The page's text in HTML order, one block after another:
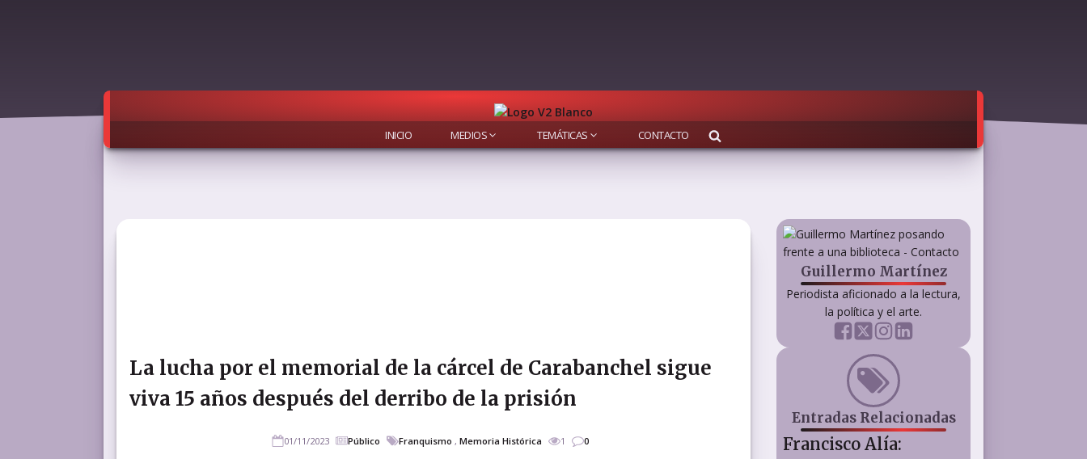
INICIO MEDIOS TEMÁTICAS CONTACTO
La lucha por el memorial de la cárcel de Carabanchel sigue
viva 15 años después del derribo de la prisión
01/11/2023 Público Franquismo , Memoria Histórica 1 0
Guillermo Martínez
Periodista aficionado a la lectura,
la política y el arte.
Entradas Relacionadas
Francisco Alía: